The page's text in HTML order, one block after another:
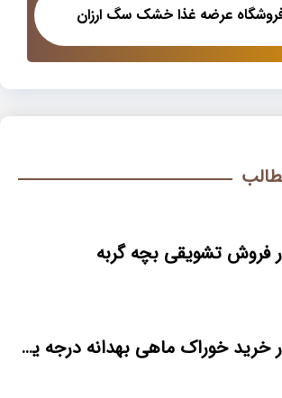
عرضه غذا خشک سگ ارزان
فروش تشویقی بچه گربه
بازار خرید خوراک ماهی بهدانه درجه یک و صادراتی